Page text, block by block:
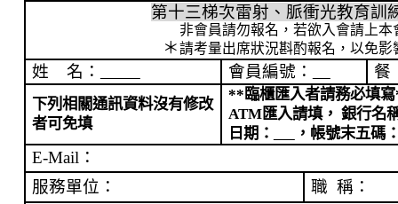
第十三梯次雷射、脈衝光教育訓
非會員請勿報名，若欲入會請上本
＊請考量出席狀況斟酌報名，以免影
姓 名： 會員編號： 餐
下列相關通訊資料沒有修改
者可免填
** 臨櫃匯入者請務必填寫
ATM匯入請填， 銀行名
日期：
， 帳號末五碼
E-Mail ：
服務單位：
職 稱：